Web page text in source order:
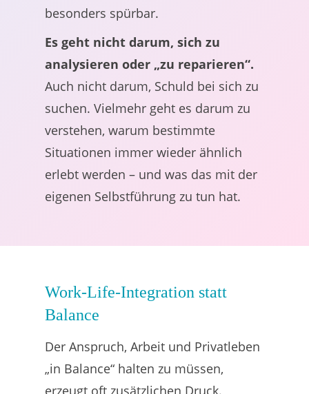
besonders spürbar.
Es geht nicht darum, sich zu
analysieren oder „zu reparieren“.
Auch nicht darum, Schuld bei sich zu
suchen. Vielmehr geht es darum zu
verstehen, warum bestimmte
Situationen immer wieder ähnlich
erlebt werden – und was das mit der
eigenen Selbstführung zu tun hat.
Work-Life-Integration statt
Balance
Der Anspruch, Arbeit und Privatleben
„in Balance“ halten zu müssen,
erzeugt oft zusätzlichen Druck.